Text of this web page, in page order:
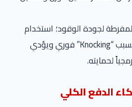
لجودة الوقود؛ استخدام
بنزين أقل من 95 قد يسبب “Knocking” فوري ويؤدي
لحمايته.